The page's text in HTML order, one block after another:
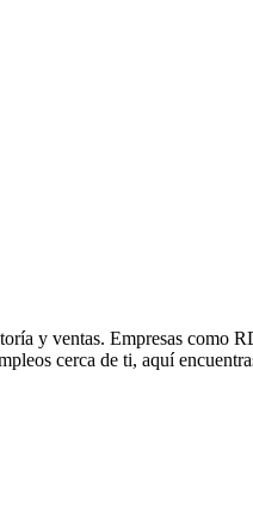
y ventas. Empresas
cerca de ti, aquí